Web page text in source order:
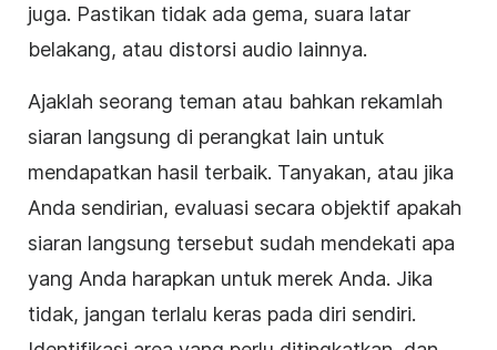
juga. Pastikan tidak ada gema, suara latar
belakang, atau distorsi audio lainnya.
Ajaklah seorang teman atau bahkan rekamlah
siaran langsung di perangkat lain untuk
mendapatkan hasil terbaik. Tanyakan, atau jika
Anda sendirian, evaluasi secara objektif apakah
siaran langsung tersebut sudah mendekati apa
yang Anda harapkan untuk merek Anda. Jika
tidak, jangan terlalu keras pada diri sendiri.